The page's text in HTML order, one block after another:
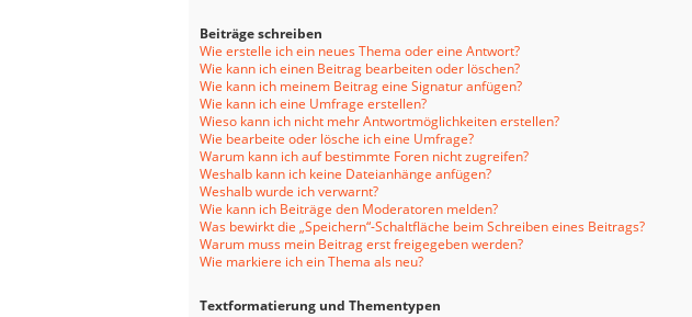
Beiträge schreiben
Wie erstelle ich ein neues Thema oder eine Antwort?
Wie kann ich einen Beitrag bearbeiten oder löschen?
Wie kann ich meinem Beitrag eine Signatur anfügen?
Wie kann ich eine Umfrage erstellen?
Wieso kann ich nicht mehr Antwortmöglichkeiten erstellen?
Wie bearbeite oder lösche ich eine Umfrage?
Warum kann ich auf bestimmte Foren nicht zugreifen?
Weshalb kann ich keine Dateianhänge anfügen?
Weshalb wurde ich verwarnt?
Wie kann ich Beiträge den Moderatoren melden?
Was bewirkt die „Speichern“-Schaltfläche beim Schreiben eines Beitrags?
Warum muss mein Beitrag erst freigegeben werden?
Wie markiere ich ein Thema als neu?
Textformatierung und Thementypen